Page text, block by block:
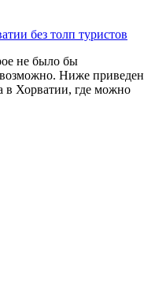
без толп туристов
не было бы
Ниже приведен
в Хорватии, где можно